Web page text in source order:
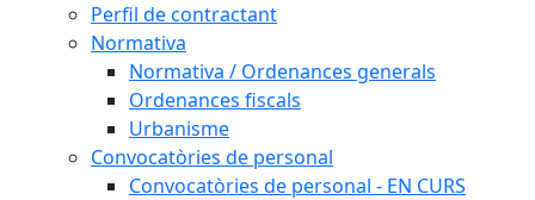
Perfil de contractant
Normativa
Normativa / Ordenances generals
Ordenances fiscals
Urbanisme
Convocatòries de personal
Convocatòries de personal - EN CURS